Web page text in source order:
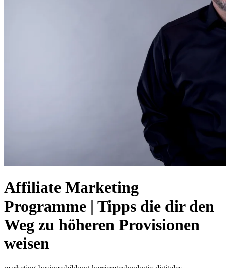
Affiliate Marketing
Programme | Tipps die dir den
Weg zu höheren Provisionen
weisen